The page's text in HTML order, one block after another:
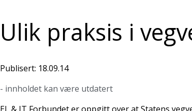
Ulik praksis i
Publisert: 18.09.14
- innholdet kan være utdatert